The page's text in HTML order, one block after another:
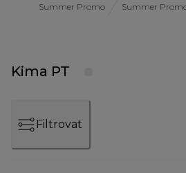
Summer Promo Summer
Kima PT
Filtrovat